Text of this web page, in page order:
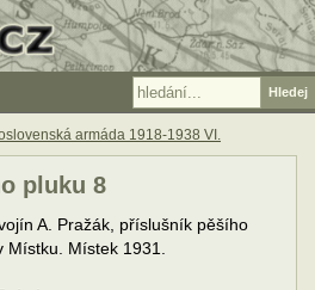
pluku 8
A. Pražák, příslušník pěšího
Místku. Místek 1931.
armáda 1918-1938 VI.